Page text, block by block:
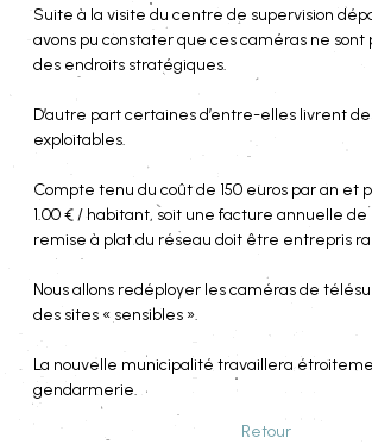
Suite à la visite du centre de supervision
avons pu constater que ces caméras ne sont
des endroits stratégiques.
D’autre part certaines d’entre-elles livrent
exploitables.
Compte tenu du coût de 150 euros par an et
1.00 € / habitant, soit une facture annuelle de
remise à plat du réseau doit être entrepris
Nous allons redéployer les caméras de
des sites « sensibles ».
La nouvelle municipalité travaillera
gendarmerie.
Retour